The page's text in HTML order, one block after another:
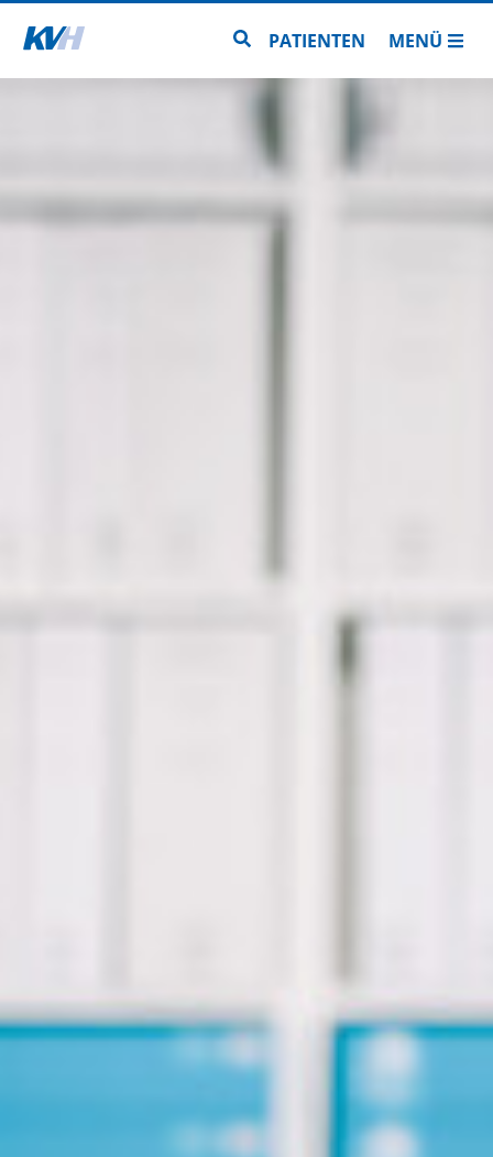
Zur Startseite Zur Seitensuche
PATIENTEN MENÜ